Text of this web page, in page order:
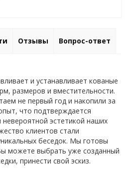
Отзывы Вопрос-ответ
и устанавливает кованые
размеров и вместительности.
не первый год и накопили за
что подтверждается
эстетикой наших
клиентов стали
беседок. Мы готовы
можете выбрать уже созданный
принести свой эскиз.